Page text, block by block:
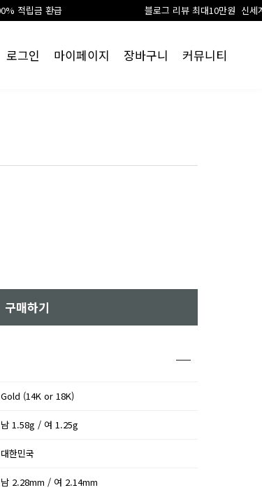
블로그 리뷰 최대10만원 신세계 상품권 지급
로그인 마이페이지 장바구니 커뮤니티
구매하기
Gold (14K or 18K)
남 1.58g / 여 1.25g
대한민국
남 2.28mm / 여 2.14mm